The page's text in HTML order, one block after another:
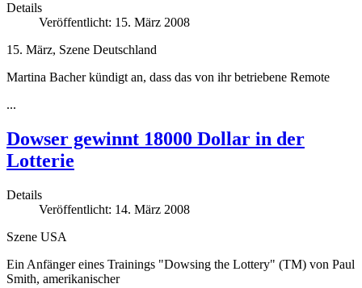
Details
Veröffentlicht: 15. März 2008
15. März, Szene Deutschland
Martina Bacher kündigt an, dass das von ihr betriebene Remote
...
Dowser gewinnt 18000 Dollar in der
Lotterie
Details
Veröffentlicht: 14. März 2008
Szene USA
Ein Anfänger eines Trainings "Dowsing the Lottery" (TM) von Paul
Smith, amerikanischer